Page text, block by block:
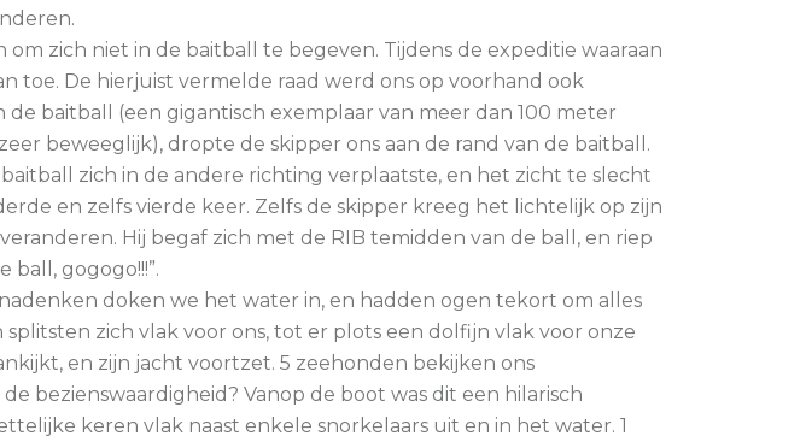
zich niet in de baitball te begeven. Tijdens de expeditie waaraan
toe. De hierjuist vermelde raad werd ons op voorhand ook
de baitball (een gigantisch exemplaar van meer dan 100 meter
beweeglijk), dropte de skipper ons aan de rand van de baitball.
zich in de andere richting verplaatste, en het zicht te slecht
en zelfs vierde keer. Zelfs de skipper kreeg het lichtelijk op zijn
Hij begaf zich met de RIB temidden van de ball, en riep
gogogo!!!”.
doken we het water in, en hadden ogen tekort om alles
zich vlak voor ons, tot er plots een dolfijn vlak voor onze
en zijn jacht voortzet. 5 zeehonden bekijken ons
bezienswaardigheid? Vanop de boot was dit een hilarisch
keren vlak naast enkele snorkelaars uit en in het water. 1